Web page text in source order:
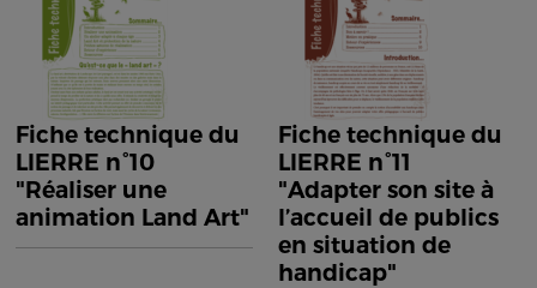
Fiche technique du
LIERRE n°10
"Réaliser une
animation Land Art"
Fiche technique du
LIERRE n°11
"Adapter son site à
l’accueil de publics
en situation de
handicap"